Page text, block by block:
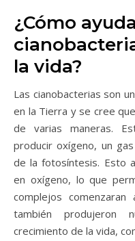
¿Cómo
la vida?
Las cianobacterias son
en la Tierra y se cree
de varias maneras.
producir oxígeno, un
de la fotosíntesis. Esto
en oxígeno, lo que
complejos comenzaran
también produjeron
crecimiento de la vida,